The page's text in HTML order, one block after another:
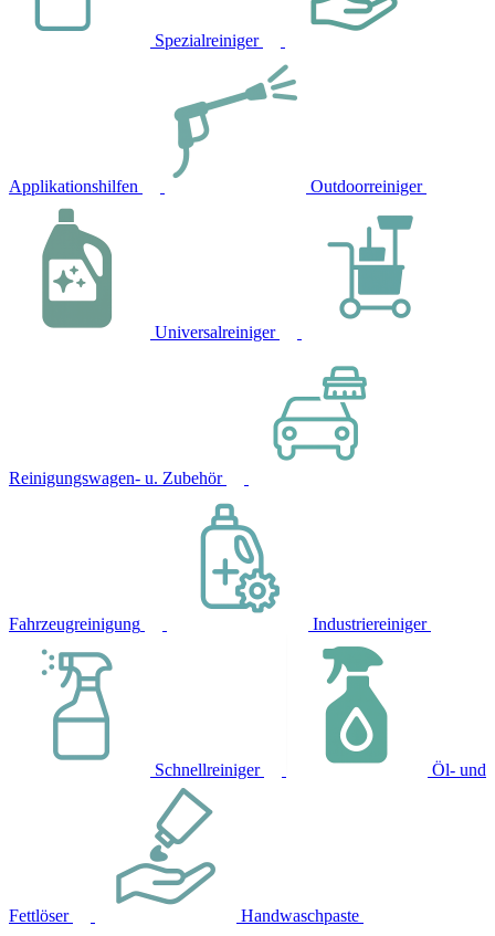
Spezialreiniger
Applikationshilfen Outdoorreiniger
Universalreiniger
Reinigungswagen- u. Zubehör
Fahrzeugreinigung Industriereiniger
Schnellreiniger Öl- und
Fettlöser Handwaschpaste